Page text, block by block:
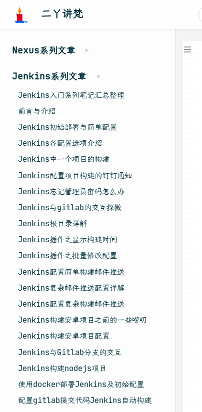
二丫讲梵
Nexus系列文章
Jenkins系列文章
Jenkins入门系列笔记汇总整理
前言与介绍
Jenkins初始部署与简单配置
Jenkins各配置选项介绍
Jenkins中一个项目的构建
Jenkins配置项目构建的钉钉通知
Jenkins忘记管理员密码怎么办
Jenkins与gitlab的交互探微
Jenkins根目录详解
Jenkins插件之显示构建时间
Jenkins插件之批量修改配置
Jenkins配置简单构建邮件推送
Jenkins复杂邮件推送配置详解
Jenkins配置复杂构建邮件推送
Jenkins构建安卓项目之前的一些唠叨
Jenkins构建安卓项目配置
Jenkins与Gitlab分支的交互
Jenkins构建nodejs项目
使用docker部署Jenkins及初始配置
配置gitlab提交代码Jenkins自动构建